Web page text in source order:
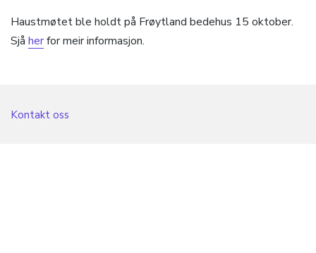
Haustmøtet ble holdt på Frøytland bedehus 15 oktober.
Sjå herfor meir informasjon.
Kontakt oss